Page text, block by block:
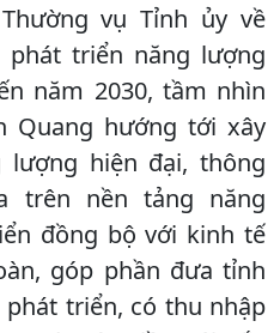
vụ Tỉnh ủy về
triển năng lượng
năm 2030, tầm nhìn
Quang hướng tới xây
hiện đại, thông
trên nền tảng năng
đồng bộ với kinh tế
góp phần đưa tỉnh
triển, có thu nhập